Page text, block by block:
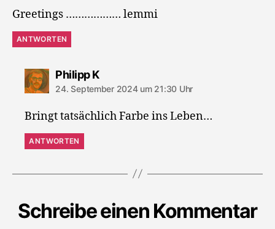
Greetings ……………… lemmi
ANTWORTEN
Philipp Ksagt:
24. September 2024 um 21:30 Uhr
Bringt tatsächlich Farbe ins Leben…
ANTWORTEN
Schreibe einen Kommentar